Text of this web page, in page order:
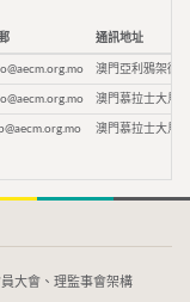
通訊地址
澳門亞利鴉架街9
澳門慕拉士大馬
澳門慕拉士大馬
大會、理監事會架構